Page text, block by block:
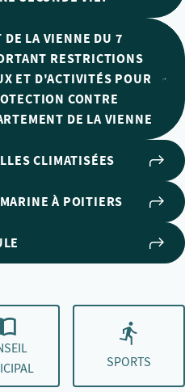
LA VIENNE DU 7
RESTRICTIONS
ET D'ACTIVITÉS POUR
CONTRE
DE LA VIENNE
CLIMATISÉES
À POITIERS
SPORTS